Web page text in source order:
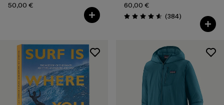
50,00 €
60,00 €
Évaluation: 4.6 / 5
(384Avis
)